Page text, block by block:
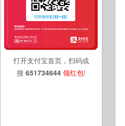
打开支付宝首页，扫码或
搜 651734644 领红包!